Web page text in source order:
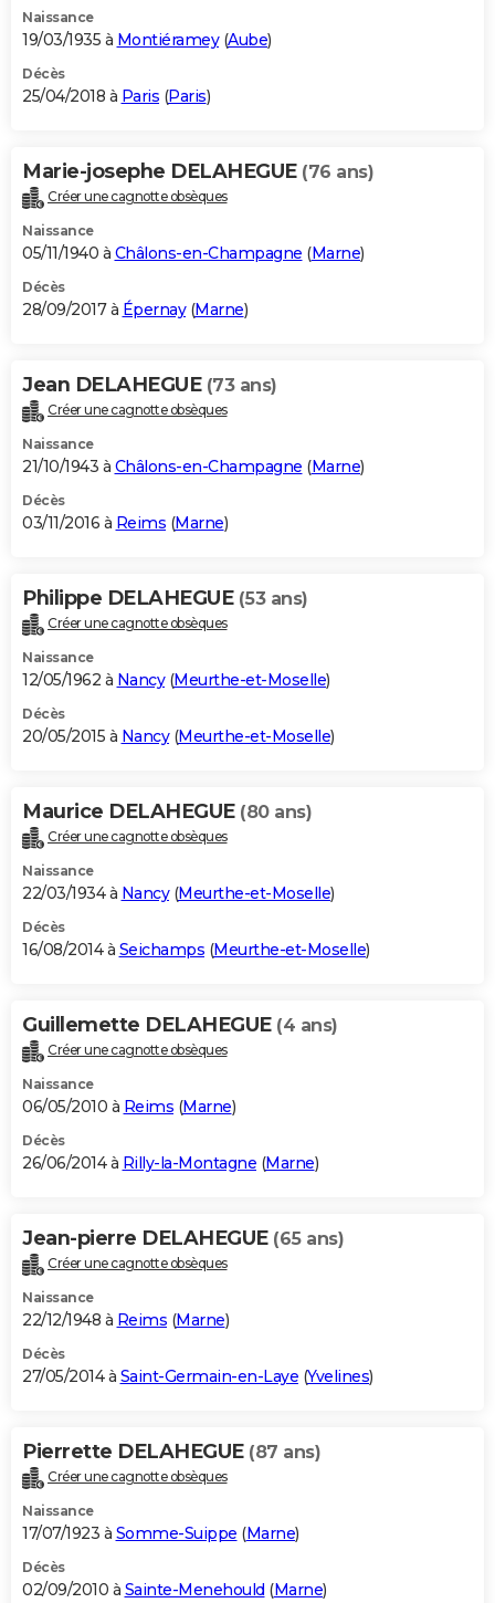
Naissance
19/03/1935 à Montiéramey(Aube)
Décès
25/04/2018 à Paris (Paris)
Marie-josephe DELAHEGUE (76 ans)
Créer une cagnotte obsèques
Naissance
05/11/1940 à Châlons-en-Champagne (Marne)
Décès
28/09/2017 à Épernay(Marne)
Jean DELAHEGUE (73 ans)
Créer une cagnotte obsèques
Naissance
21/10/1943 à Châlons-en-Champagne (Marne)
Décès
03/11/2016 à Reims (Marne)
Philippe DELAHEGUE (53 ans)
Créer une cagnotte obsèques
Naissance
12/05/1962 à Nancy(Meurthe-et-Moselle)
Décès
20/05/2015 à Nancy(Meurthe-et-Moselle)
Maurice DELAHEGUE (80 ans)
Créer une cagnotte obsèques
Naissance
22/03/1934 à Nancy(Meurthe-et-Moselle)
Décès
16/08/2014 à Seichamps (Meurthe-et-Moselle)
Guillemette DELAHEGUE (4 ans)
Créer une cagnotte obsèques
Naissance
06/05/2010 à Reims (Marne)
Décès
26/06/2014 à Rilly-la-Montagne (Marne)
Jean-pierre DELAHEGUE (65 ans)
Créer une cagnotte obsèques
Naissance
22/12/1948 à Reims (Marne)
Décès
27/05/2014 à Saint-Germain-en-Laye (Yvelines)
Pierrette DELAHEGUE (87 ans)
Créer une cagnotte obsèques
Naissance
17/07/1923 à Somme-Suippe (Marne)
Décès
02/09/2010 à Sainte-Menehould (Marne)